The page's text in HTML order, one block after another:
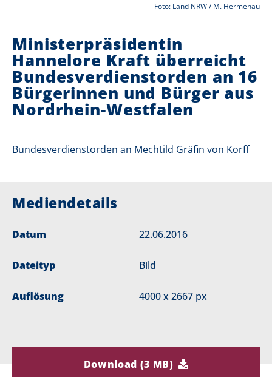
e
r
:
Foto: Land NRW / M. Hermenau
Ministerpräsidentin
Hannelore Kraft überreicht
Bundesverdienstorden an 16
Bürgerinnen und Bürger aus
Nordrhein-Westfalen
Bundesverdienstorden an Mechtild Gräfin von Korff
Mediendetails
Datum 22.06.2016
Dateityp Bild
Auflösung 4000 x 2667 px
Download (3 MB)